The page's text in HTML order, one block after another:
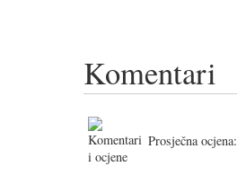
Komentari
Prosječna ocjena: